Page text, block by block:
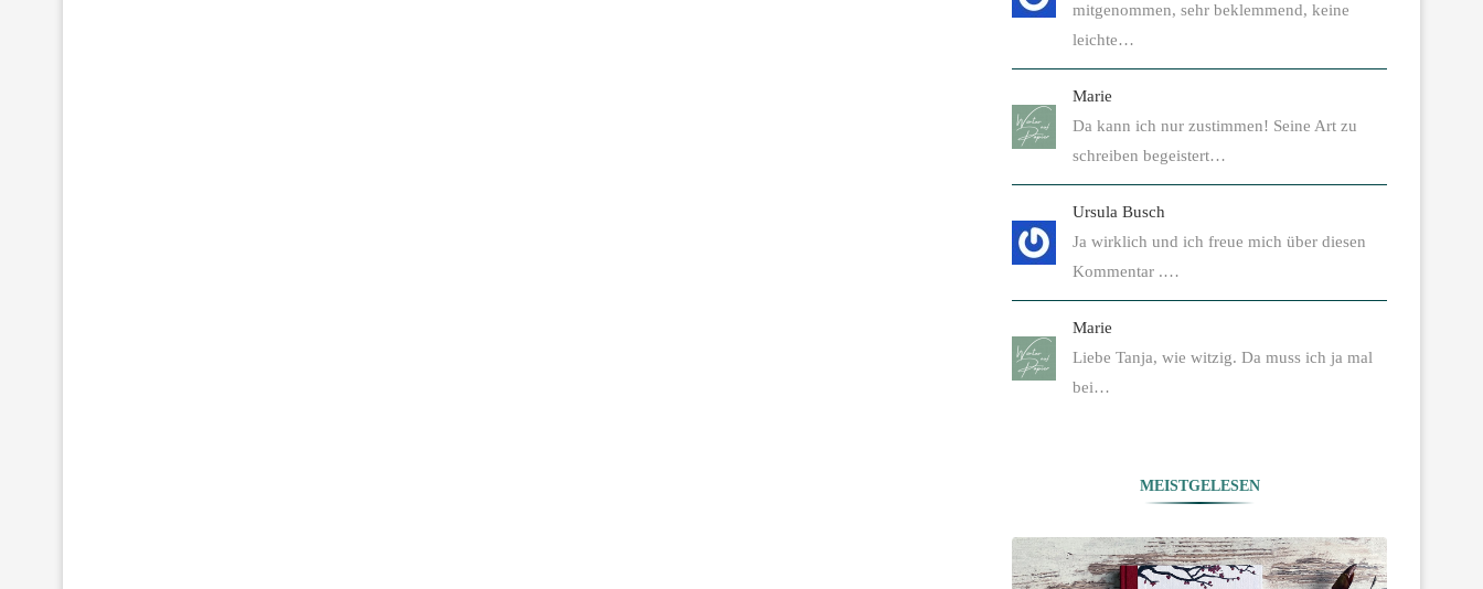
mitgenommen, sehr beklemmend, keine
leichte…
Marie
Da kann ich nur zustimmen! Seine Art zu
schreiben begeistert…
Ursula Busch
Ja wirklich und ich freue mich über diesen
Kommentar .…
Marie
Liebe Tanja, wie witzig. Da muss ich ja mal
bei…
MEISTGELESEN